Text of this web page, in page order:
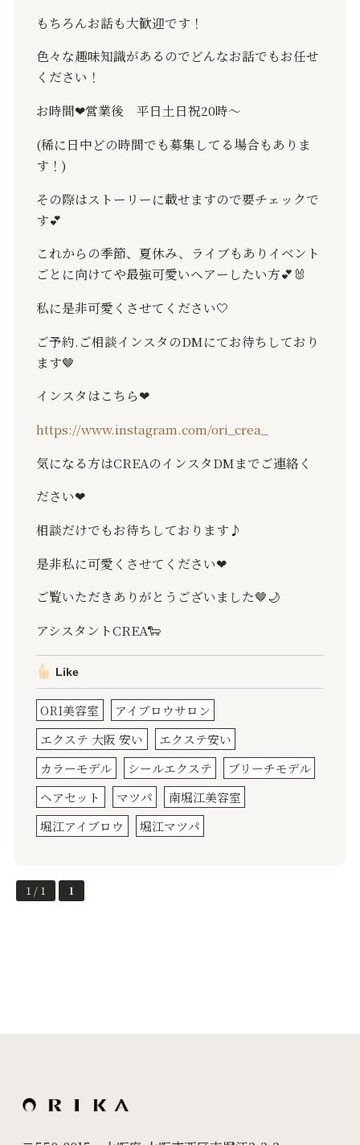
もちろんお話も大歓迎です！
色々な趣味知識があるのでどんなお話でもお任せ
ください！
お時間❤︎営業後 平日土日祝20時〜
(稀に日中どの時間でも募集してる場合もありま
す！)
その際はストーリーに載せますので要チェックで
す💕
これからの季節、夏休み、ライブもありイベント
ごとに向けてや最強可愛いヘアーしたい方💕🐰
私に是非可愛くさせてください🤍
ご予約.ご相談インスタのDMにてお待ちしており
ます🤎
インスタはこちら❤︎
https://www.instagram.com/ori_crea_
気になる方はCREAのインスタDMまでご連絡く
ださい❤︎
相談だけでもお待ちしております♪
是非私に可愛くさせてください❤︎
ご覧いただきありがとうございました🤎🌙
アシスタントCREA🐑
Like
ORI美容室
アイブロウサロン
エクステ 大阪 安い
エクステ安い
カラーモデル
シールエクステ
ブリーチモデル
ヘアセット
マツパ
南堀江美容室
堀江アイブロウ
堀江マツパ
1 / 1 1